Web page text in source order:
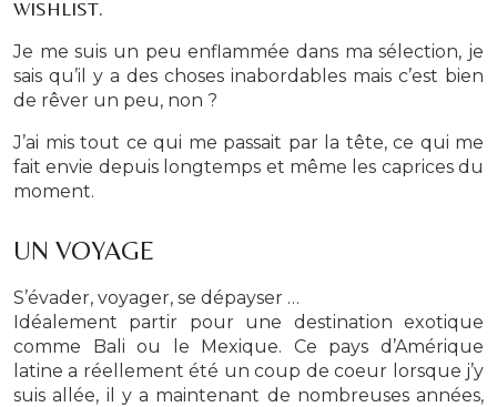
WISHLIST.
Je me suis un peu enflammée dans ma sélection, je
sais qu’il y a des choses inabordables mais c’est bien
de rêver un peu, non ?
J’ai mis tout ce qui me passait par la tête, ce qui me
fait envie depuis longtemps et même les caprices du
moment.
UN VOYAGE
S’évader, voyager, se dépayser …
Idéalement partir pour une destination exotique
comme Bali ou le Mexique. Ce pays d’Amérique
latine a réellement été un coup de coeur lorsque j’y
suis allée, il y a maintenant de nombreuses années,